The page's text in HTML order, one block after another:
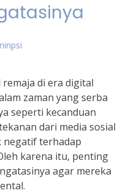
di era digital
zaman yang serba
seperti kecanduan
dari media sosial
negatif terhadap
karena itu, penting
agar mereka